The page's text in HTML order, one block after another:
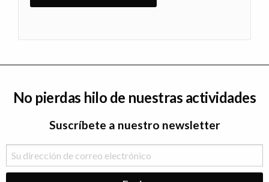
No pierdas hilo de nuestras actividades
Suscríbete a nuestro newsletter